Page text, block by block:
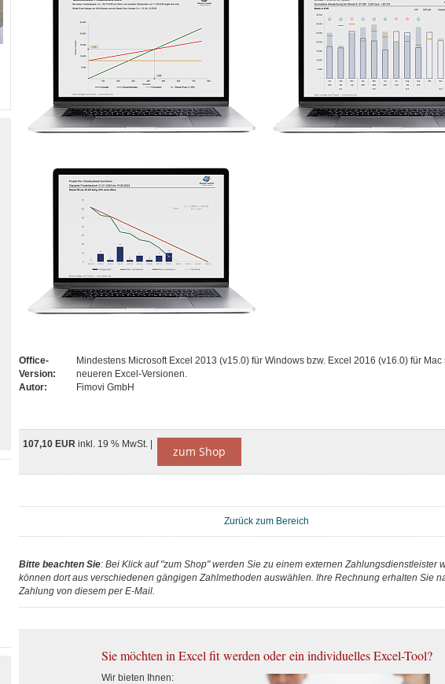
Office-
Version:
Mindestens Microsoft Excel 2013 (v15.0) für Windows bzw. Excel 2016 (v16.0) für Mac
neueren Excel-Versionen.
Autor:
Fimovi GmbH
107,10 EUR inkl. 19 % MwSt. | zum Shop
Zurück zum Bereich
Bitte beachten Sie: Bei Klick auf "zum Shop" werden Sie zu einem externen Zahlungsdienstleister
können dort aus verschiedenen gängigen Zahlmethoden auswählen. Ihre Rechnung erhalten Sie
Zahlung von diesem per E-Mail.
Sie möchten in Excel fit werden oder ein individuelles Excel-Tool?
Wir bieten Ihnen: